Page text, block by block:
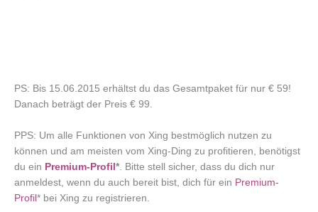
PS: Bis 15.06.2015 erhältst du das Gesamtpaket für nur € 59!
Danach beträgt der Preis € 99.
PPS: Um alle Funktionen von Xing bestmöglich nutzen zu
können und am meisten vom Xing-Ding zu profitieren, benötigst
du ein Premium-Profil *. Bitte stell sicher, dass du dich nur
anmeldest, wenn du auch bereit bist, dich für ein Premium-
Profil * bei Xing zu registrieren.